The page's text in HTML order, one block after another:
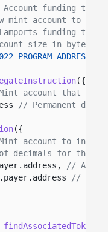
funding the
mint account to
funding the
size in bytes for
({
account that
// Permanent
({
account to
decimals for the
//
//